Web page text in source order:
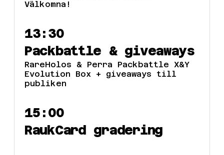
Välkomna!
13:30
Packbattle & giveaways
RareHolos & Perra Packbattle X&Y
Evolution Box + giveaways till
publiken
15:00
RaukCard gradering